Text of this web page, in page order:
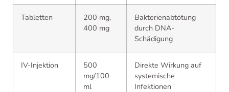
Tabletten
200 mg,
400 mg
Bakterienabtötung
durch DNA-
Schädigung
IV-Injektion
500
mg/100
ml
Direkte Wirkung auf
systemische
Infektionen